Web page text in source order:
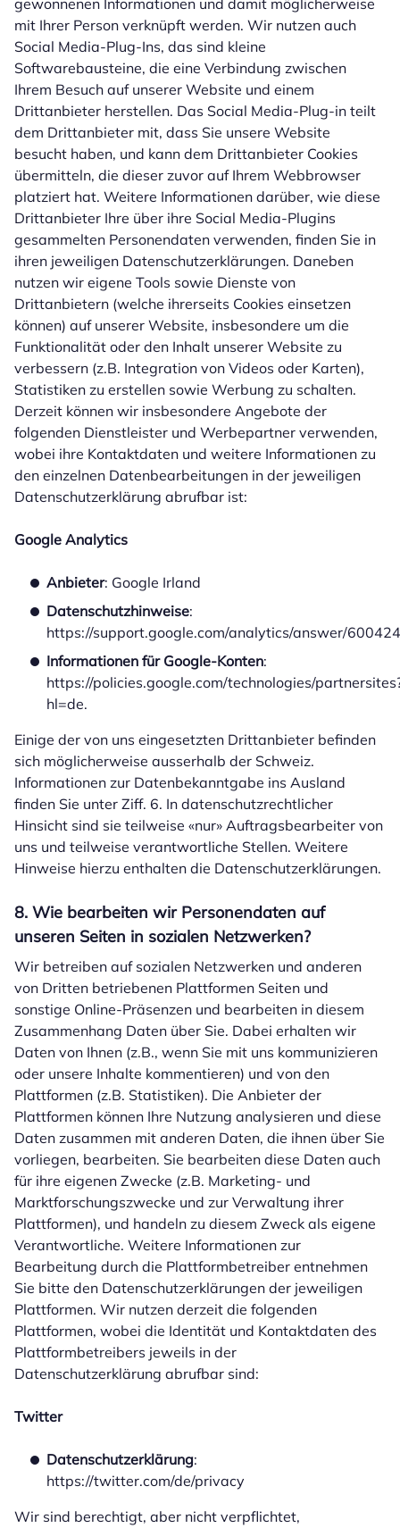
gewonnenen Informationen und damit möglicherweise
mit Ihrer Person verknüpft werden. Wir nutzen auch
Social Media-Plug-Ins, das sind kleine
Softwarebausteine, die eine Verbindung zwischen
Ihrem Besuch auf unserer Website und einem
Drittanbieter herstellen. Das Social Media-Plug-in teilt
dem Drittanbieter mit, dass Sie unsere Website
besucht haben, und kann dem Drittanbieter Cookies
übermitteln, die dieser zuvor auf Ihrem Webbrowser
platziert hat. Weitere Informationen darüber, wie diese
Drittanbieter Ihre über ihre Social Media-Plugins
gesammelten Personendaten verwenden, finden Sie in
ihren jeweiligen Datenschutzerklärungen. Daneben
nutzen wir eigene Tools sowie Dienste von
Drittanbietern (welche ihrerseits Cookies einsetzen
können) auf unserer Website, insbesondere um die
Funktionalität oder den Inhalt unserer Website zu
verbessern (z.B. Integration von Videos oder Karten),
Statistiken zu erstellen sowie Werbung zu schalten.
Derzeit können wir insbesondere Angebote der
folgenden Dienstleister und Werbepartner verwenden,
wobei ihre Kontaktdaten und weitere Informationen zu
den einzelnen Datenbearbeitungen in der jeweiligen
Datenschutzerklärung abrufbar ist:
Google Analytics
Anbieter: Google Irland
Datenschutzhinweise:
https://support.google.com/analytics/answer/
Informationen für Google-Konten:
https://policies.google.com/technologies/
hl=de.
Einige der von uns eingesetzten Drittanbieter befinden
sich möglicherweise ausserhalb der Schweiz.
Informationen zur Datenbekanntgabe ins Ausland
finden Sie unter Ziff. 6. In datenschutzrechtlicher
Hinsicht sind sie teilweise «nur» Auftragsbearbeiter von
uns und teilweise verantwortliche Stellen. Weitere
Hinweise hierzu enthalten die Datenschutzerklärungen.
8. Wie bearbeiten wir Personendaten auf
unseren Seiten in sozialen Netzwerken?
Wir betreiben auf sozialen Netzwerken und anderen
von Dritten betriebenen Plattformen Seiten und
sonstige Online-Präsenzen und bearbeiten in diesem
Zusammenhang Daten über Sie. Dabei erhalten wir
Daten von Ihnen (z.B., wenn Sie mit uns kommunizieren
oder unsere Inhalte kommentieren) und von den
Plattformen (z.B. Statistiken). Die Anbieter der
Plattformen können Ihre Nutzung analysieren und diese
Daten zusammen mit anderen Daten, die ihnen über Sie
vorliegen, bearbeiten. Sie bearbeiten diese Daten auch
für ihre eigenen Zwecke (z.B. Marketing- und
Marktforschungszwecke und zur Verwaltung ihrer
Plattformen), und handeln zu diesem Zweck als eigene
Verantwortliche. Weitere Informationen zur
Bearbeitung durch die Plattformbetreiber entnehmen
Sie bitte den Datenschutzerklärungen der jeweiligen
Plattformen. Wir nutzen derzeit die folgenden
Plattformen, wobei die Identität und Kontaktdaten des
Plattformbetreibers jeweils in der
Datenschutzerklärung abrufbar sind:
Twitter
Datenschutzerklärung:
https://twitter.com/de/privacy
Wir sind berechtigt, aber nicht verpflichtet,